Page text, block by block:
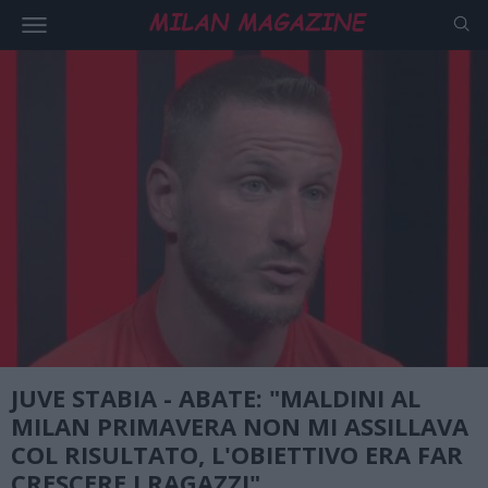
JUVE STABIA - ABATE: "MALDINI AL
MILAN PRIMAVERA NON MI ASSILLAVA
COL RISULTATO, L'OBIETTIVO ERA FAR